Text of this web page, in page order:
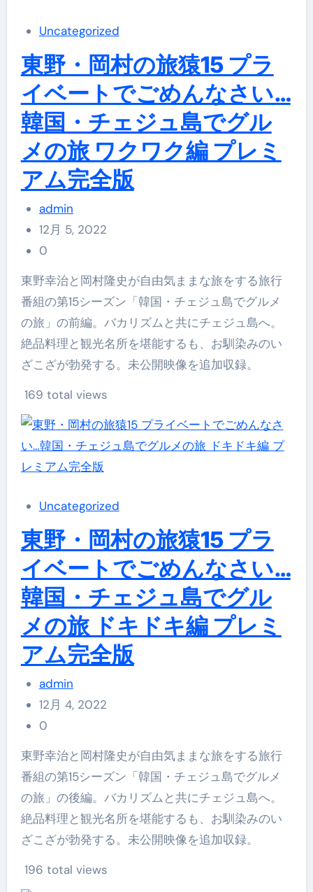
Uncategorized
東野・岡村の旅猿15 プラ
イベートでごめんなさい…
韓国・チェジュ島でグル
メの旅 ワクワク編 プレミ
アム完全版
admin
12月 5, 2022
0
東野幸治と岡村隆史が自由気ままな旅をする旅行
番組の第15シーズン「韓国・チェジュ島でグルメ
の旅」の前編。バカリズムと共にチェジュ島へ。
絶品料理と観光名所を堪能するも、お馴染みのい
ざこざが勃発する。未公開映像を追加収録。
169 total views
Uncategorized
東野・岡村の旅猿15 プラ
イベートでごめんなさい…
韓国・チェジュ島でグル
メの旅 ドキドキ編 プレミ
アム完全版
admin
12月 4, 2022
0
東野幸治と岡村隆史が自由気ままな旅をする旅行
番組の第15シーズン「韓国・チェジュ島でグルメ
の旅」の後編。バカリズムと共にチェジュ島へ。
絶品料理と観光名所を堪能するも、お馴染みのい
ざこざが勃発する。未公開映像を追加収録。
196 total views